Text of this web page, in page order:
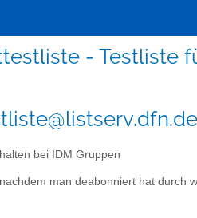
- Testliste
bei IDM Gruppen
man deabonniert hat durch